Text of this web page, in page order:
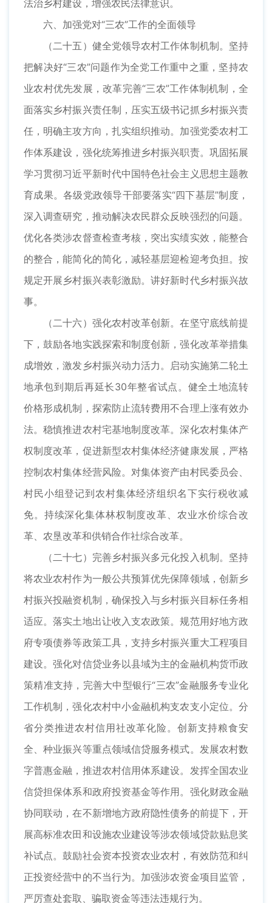
法治乡村建设，增强农民法律意识。
六、加强党对“三农”工作的全面领导
（二十五）健全党领导农村工作体制机制。坚持
把解决好“三农”问题作为全党工作重中之重，坚持农
业农村优先发展，改革完善“三农”工作体制机制，全
面落实乡村振兴责任制，压实五级书记抓乡村振兴责
任，明确主攻方向，扎实组织推动。加强党委农村工
作体系建设，强化统筹推进乡村振兴职责。巩固拓展
学习贯彻习近平新时代中国特色社会主义思想主题教
育成果。各级党政领导干部要落实“四下基层”制度，
深入调查研究，推动解决农民群众反映强烈的问题。
优化各类涉农督查检查考核，突出实绩实效，能整合
的整合，能简化的简化，减轻基层迎检迎考负担。按
规定开展乡村振兴表彰激励。讲好新时代乡村振兴故
事。
（二十六）强化农村改革创新。在坚守底线前提
下，鼓励各地实践探索和制度创新，强化改革举措集
成增效，激发乡村振兴动力活力。启动实施第二轮土
地承包到期后再延长30年整省试点。健全土地流转
价格形成机制，探索防止流转费用不合理上涨有效办
法。稳慎推进农村宅基地制度改革。深化农村集体产
权制度改革，促进新型农村集体经济健康发展，严格
控制农村集体经营风险。对集体资产由村民委员会、
村民小组登记到农村集体经济组织名下实行税收减
免。持续深化集体林权制度改革、农业水价综合改
革、农垦改革和供销合作社综合改革。
（二十七）完善乡村振兴多元化投入机制。坚持
将农业农村作为一般公共预算优先保障领域，创新乡
村振兴投融资机制，确保投入与乡村振兴目标任务相
适应。落实土地出让收入支农政策。规范用好地方政
府专项债券等政策工具，支持乡村振兴重大工程项目
建设。强化对信贷业务以县域为主的金融机构货币政
策精准支持，完善大中型银行“三农”金融服务专业化
工作机制，强化农村中小金融机构支农支小定位。分
省分类推进农村信用社改革化险。创新支持粮食安
全、种业振兴等重点领域信贷服务模式。发展农村数
字普惠金融，推进农村信用体系建设。发挥全国农业
信贷担保体系和政府投资基金等作用。强化财政金融
协同联动，在不新增地方政府隐性债务的前提下，开
展高标准农田和设施农业建设等涉农领域贷款贴息奖
补试点。鼓励社会资本投资农业农村，有效防范和纠
正投资经营中的不当行为。加强涉农资金项目监管，
严厉查处套取、骗取资金等违法违规行为。